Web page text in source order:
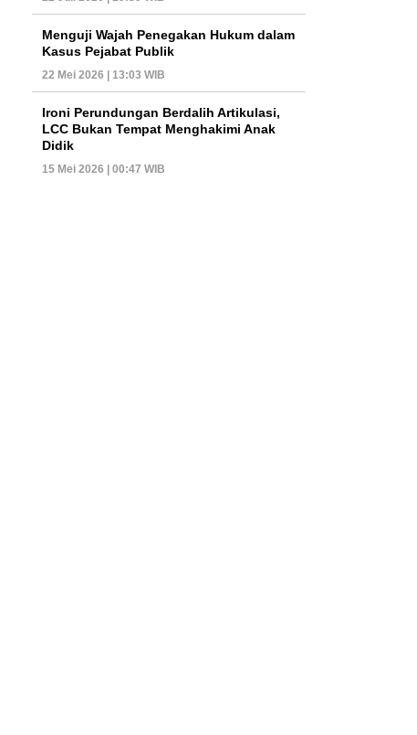
Menguji Wajah Penegakan Hukum dalam
Kasus Pejabat Publik
22 Mei 2026 | 13:03 WIB
Ironi Perundungan Berdalih Artikulasi,
LCC Bukan Tempat Menghakimi Anak
Didik
15 Mei 2026 | 00:47 WIB